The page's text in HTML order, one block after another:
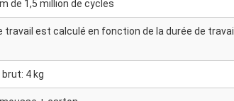
de 1,5 million de cycles
travail est calculé en fonction de la durée de travail.
4 kg